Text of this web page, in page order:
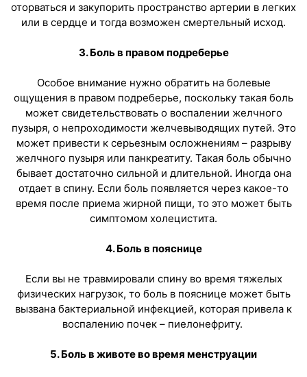
оторваться и закупорить пространство артерии в легких
или в сердце и тогда возможен смертельный исход.
3. Боль в правом подреберье
Особое внимание нужно обратить на болевые
ощущения в правом подреберье, поскольку такая боль
может свидетельствовать о воспалении желчного
пузыря, о непроходимости желчевыводящих путей. Это
может привести к серьезным осложнениям – разрыву
желчного пузыря или панкреатиту. Такая боль обычно
бывает достаточно сильной и длительной. Иногда она
отдает в спину. Если боль появляется через какое-то
время после приема жирной пищи, то это может быть
симптомом холецистита.
4. Боль в пояснице
Если вы не травмировали спину во время тяжелых
физических нагрузок, то боль в пояснице может быть
вызвана бактериальной инфекцией, которая привела к
воспалению почек – пиелонефриту.
5. Боль в животе во время менструации